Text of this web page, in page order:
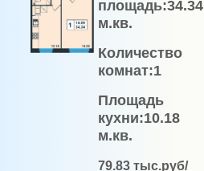
площадь:34.34
м.кв.
Количество
комнат:1
Площадь
кухни:10.18
м.кв.
79.83 тыс.руб/